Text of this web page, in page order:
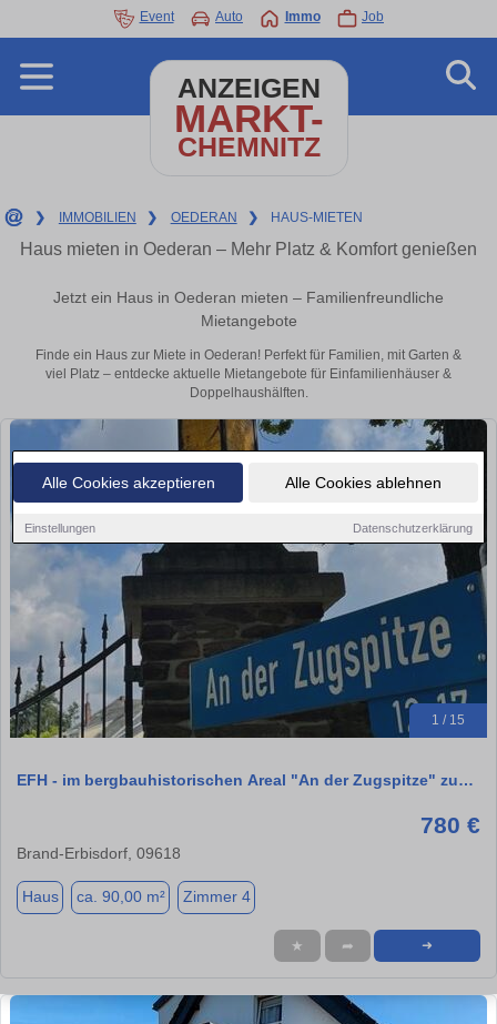
Alle Cookies akzeptieren Alle Cookies ablehnen
Einstellungen Datenschutzerklärung
Event Auto Immo Job
ANZEIGEN
MARKT-
CHEMNITZ
❯ IMMOBILIEN ❯ OEDERAN ❯ HAUS-MIETEN
Haus mieten in Oederan – Mehr Platz & Komfort genießen
Jetzt ein Haus in Oederan mieten – Familienfreundliche
Mietangebote
Finde ein Haus zur Miete in Oederan! Perfekt für Familien, mit Garten &
viel Platz – entdecke aktuelle Mietangebote für Einfamilienhäuser &
Doppelhaushälften.
1 / 15
EFH - im bergbauhistorischen Areal "An der Zugspitze" zu…
780 €
Brand-Erbisdorf, 09618
Haus ca. 90,00 m² Zimmer 4
★ ➦ ➜